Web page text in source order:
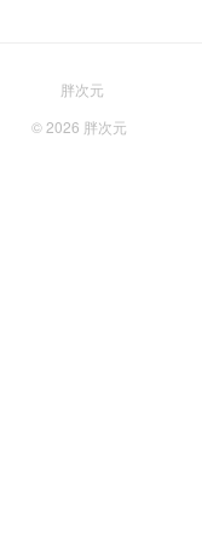
胖次元
© 2026 胖次元